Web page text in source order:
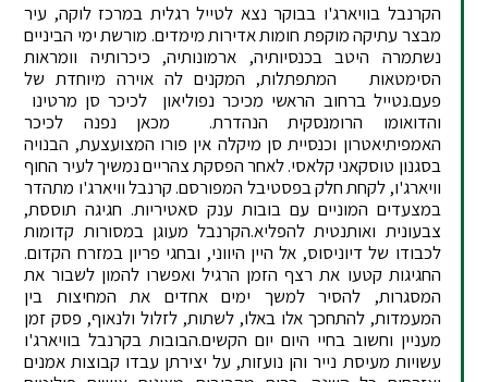
הקרנבל בוויארג'ו בבוקר נצא לטייל רגלית במרכז לוקה, עיר
מבצר עתיקה מוקפת חומות אדירות מימדים. מורשת ימי הביניים
נשתמרה היטב בכנסיותיה, ארמונותיה, כיכרותיה וומראות
הסימטאות המתפתלות, המקנים לה אוירה מיוחדת של
פעם.נטייל ברחוב הראשי מכיכר נפוליאון לכיכר סן מרטינו
והדואומו הרומנסקית הנהדרת. מכאן נפנה לכיכר
האמפיתיאטרון וכנסיית סן מיקלה אין פורו המצועצעת, הבנויה
בסגנון טוסקאני קלאסי. לאחר הפסקת צהריים נמשיך לעיר החוף
וויארג'ו, לקחת חלק בפסטיבל המפורסם. קרנבל וויארג'ו מתהדר
במצעדים המוניים עם בובות ענק סאטיריות. חגיגה תוססת,
צבעונית ואותנטית להפליא.הקרנבל מעוגן במסורות קדומות
לכבודו של דיוניסוס, אל היין היווני, ובחגי פריון במזרח הקדום.
החגיגות קטעו את רצף הזמן הרגיל ואפשרו להמון לשבור את
המסגרות, להסיר למשך ימים אחדים את המחיצות בין
המעמדות, להתחכך אלו באלו, לשתות, לזלול ולנאוף, פסק זמן
מעניין וחשוב בחיי היום יום הקשים.הבובות בקרנבל בוויארג'ו
עשויות מעיסת נייר והן נועזות, על יצירתן עבדו קבוצות אמנים